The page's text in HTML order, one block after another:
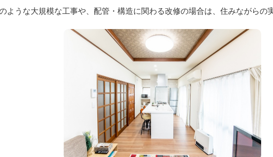
ような大規模な工事や、配管・構造に関わる改修の場合は、住みながらの